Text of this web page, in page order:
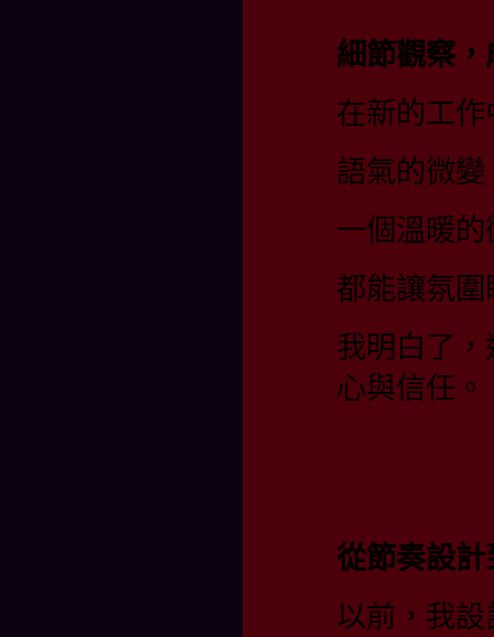
細節觀察
在新的工
語氣的微
一個溫暖
都能讓氛
我明白了
心與信任。
從節奏設
以前，我